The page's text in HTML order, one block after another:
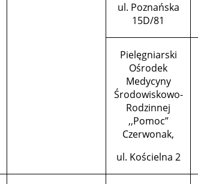
ul. Poznańska
15D/81
Pielęgniarski
Ośrodek
Medycyny
Środowiskowo-
Rodzinnej
,,Pomoc”
Czerwonak,
ul. Kościelna 2